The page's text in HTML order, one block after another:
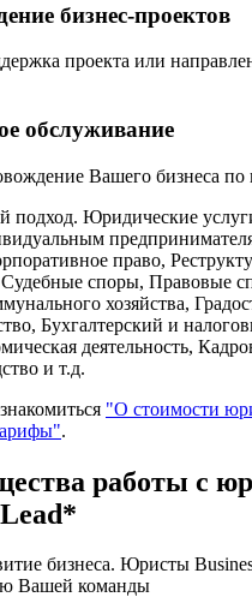
бизнес-проектов
проекта или
обслуживание
Вашего бизнеса по
подход. Юридические
право,
Судебные споры, Правовые
хозяйства,
Бухгалтерский и
деятельность,
и т.д.
"О стоимости
.
работы с
бизнеса. Юристы
Вашей команды